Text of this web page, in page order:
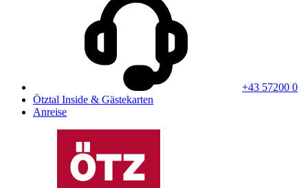
+43 57200 0
Ötztal Inside & Gästekarten
Anreise